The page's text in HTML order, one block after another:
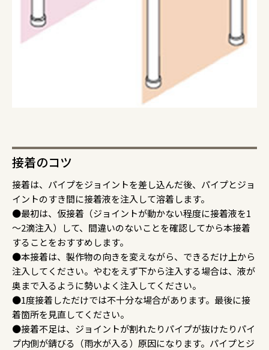
接着のコツ
接着は、パイプをジョイントを差し込んだ後、パイプとジョ
イントのすき間に接着液を注入して溶着します。
●最初は、仮接着（ジョイントが動かない程度に接着液を1
～2滴注入）して、間違いのないことを確認してから本接着
することをおすすめします。
●本接着は、製作物の向きを変えながら、できるだけ上から
注入してください。やむをえず下から注入する場合は、液が
奥まで入るように勢いよく注入してください。
●1度接着しただけでは不十分な場合があります。最後に接
着箇所を見直してください。
●接着不足は、ジョイントが割れたりパイプが抜けたりパイ
プ内側が錆びる（雨水が入る）原因になります。パイプとジ